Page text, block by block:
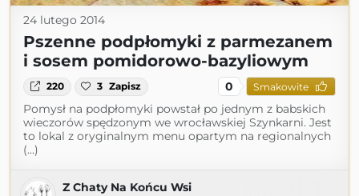
24 lutego 2014
Pszenne podpłomyki z parmezanem
i sosem pomidorowo-bazyliowym
220 3 Zapisz 0 Smakowite
Pomysł na podpłomyki powstał po jednym z babskich
wieczorów spędzonym we wrocławskiej Szynkarni. Jest
to lokal z oryginalnym menu opartym na regionalnych
(...)
Z Chaty Na Końcu Wsi